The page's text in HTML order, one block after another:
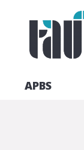
APBS